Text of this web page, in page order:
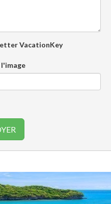
VacationKey
l'image